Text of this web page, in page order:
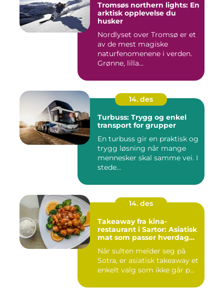
Tromsøs northern lights: En
arktisk opplevelse du
husker
Nordlyset over Tromsø er et
av de mest magiske
naturfenomenene i verden.
Grønne, lilla...
14. des
Turbuss: Trygg og enkel
transport for grupper
En turbuss gir en praktisk og
trygg løsning når mange
mennesker skal samme vei. I
stede...
14. des
Takeaway fra kina-
restaurant i Sartor: Asiatisk
mat som passer hverdag
Når sulten melder seg på
Sotra, er asiatisk takeaway et
enkelt valg som ikke går p...